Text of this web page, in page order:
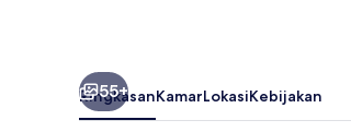
55+
RingkasanKamarLokasiKebijakan